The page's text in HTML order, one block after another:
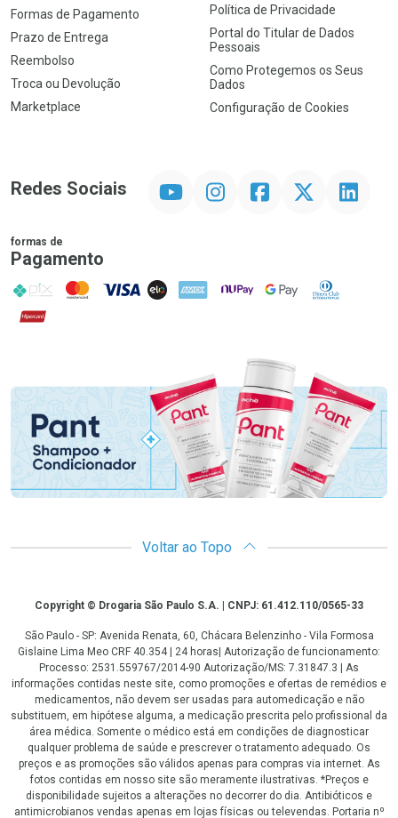
Formas de Pagamento
Prazo de Entrega
Reembolso
Troca ou Devolução
Marketplace
Política de Privacidade
Portal do Titular de Dados
Pessoais
Como Protegemos os Seus
Dados
Configuração de Cookies
Redes Sociais InstagramFacebookTwitter Linkedin
formas de
Pagamento
PIX MasterCard
VISA ELO AMEX NuPay Google PayDiners Club
Hipercard
Promoção em Destaque
Voltar ao Topo
CopyrightCopyright © Drogaria São Paulo S.A. | CNPJ: 61.412.110/0565-33
São Paulo - SP: Avenida Renata, 60, Chácara Belenzinho - Vila Formosa
Gislaine Lima Meo CRF 40.354 | 24 horas| Autorização de funcionamento:
Processo: 2531.559767/2014-90 Autorização/MS: 7.31847.3 | As
informações contidas neste site, como promoções e ofertas de remédios e
medicamentos, não devem ser usadas para automedicação e não
substituem, em hipótese alguma, a medicação prescrita pelo profissional da
área médica. Somente o médico está em condições de diagnosticar
qualquer problema de saúde e prescrever o tratamento adequado. Os
preços e as promoções são válidos apenas para compras via internet. As
fotos contidas em nosso site são meramente ilustrativas. *Preços e
disponibilidade sujeitos a alterações no decorrer do dia. Antibióticos e
antimicrobianos vendas apenas em lojas físicas ou televendas. Portaria nº